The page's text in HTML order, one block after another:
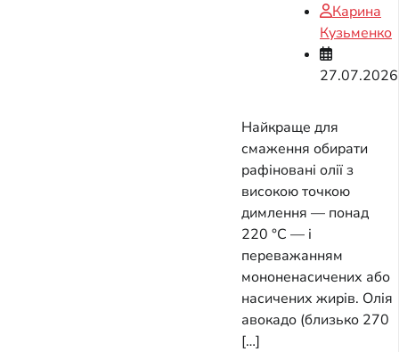
Карина
Кузьменко
27.07.2026
Найкраще для
смаження обирати
рафіновані олії з
високою точкою
димлення — понад
220 °C — і
переважанням
мононенасичених або
насичених жирів. Олія
авокадо (близько 270
[…]